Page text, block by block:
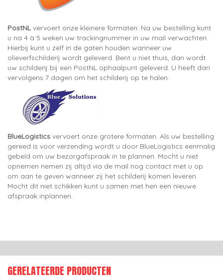
PostNLvervoert onze kleinere formaten. Na uw bestelling kunt
u na 4 à 5 weken uw trackingnummer in uw mail verwachten.
Hierbij kunt u zelf in de gaten houden wanneer uw
olieverfschilderij wordt geleverd. Bent u niet thuis, dan wordt
uw schilderij bij een PostNL ophaalpunt geleverd. U heeft dan
vervolgens 7 dagen om het schilderij op te halen.
BlueLogistics vervoert onze grotere formaten. Als uw bestelling
gereed is voor verzending wordt u door BlueLogistics eenmalig
gebeld om uw bezorgafspraak in te plannen. Mocht u niet
opnemen nemen zij altijd via de mail nog contact met u op
om aan te geven wanneer zij het schilderij komen leveren.
Mocht dit niet schikken kunt u samen met hen een nieuwe
afspraak inplannen.
GERELATEERDE PRODUCTEN